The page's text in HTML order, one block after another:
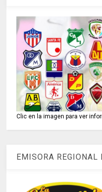
Clic en la imagen para ver
EMISORA